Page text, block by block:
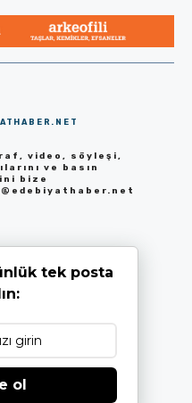
video, söyleşi,
ve basın
bize
tek posta
ol